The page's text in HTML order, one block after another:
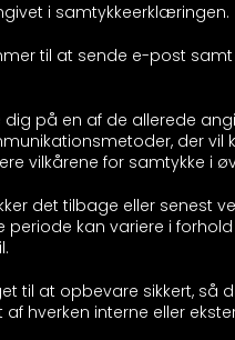
i samtykkeerklæringen.
til at sende e-post
på en af de allerede
der vil
vilkårene for samtykke i
det tilbage eller senest
kan variere i forhold
til at opbevare sikkert, så
hverken interne eller